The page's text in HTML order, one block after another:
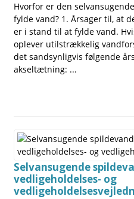
Hvorfor er den
fylde vand? 1. Årsager til, at
er i stand til at fylde vand.
oplever utilstrækkelig
det sandsynligvis følgende
akseltætning: ...
Selvansugende
vedligeholdelses- og